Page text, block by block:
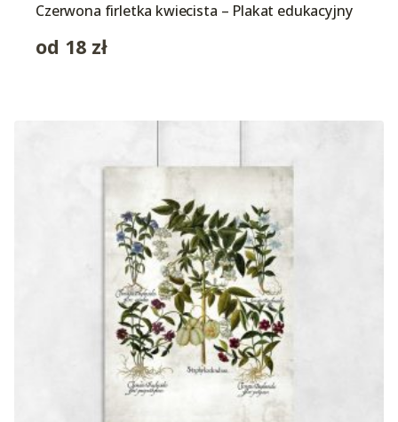
Czerwona firletka kwiecista – Plakat edukacyjny
od 18 zł